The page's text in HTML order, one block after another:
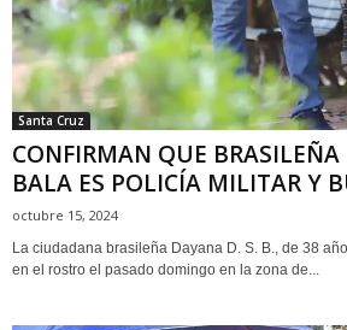
Santa Cruz
CONFIRMAN QUE BRASILEÑA
BALA ES POLICÍA MILITAR Y
octubre 15, 2024
La ciudadana brasileña Dayana D. S. B., de 38
en el rostro el pasado domingo en la zona de...